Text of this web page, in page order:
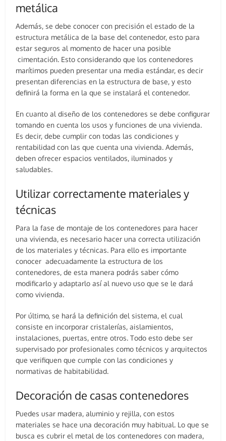
metálica
Además, se debe conocer con precisión el estado de la
estructura metálica de la base del contenedor, esto para
estar seguros al momento de hacer una posible
cimentación. Esto considerando que los contenedores
marítimos pueden presentar una media estándar, es decir
presentan diferencias en la estructura de base, y esto
definirá la forma en la que se instalará el contenedor.
En cuanto al diseño de los contenedores se debe configurar
tomando en cuenta los usos y funciones de una vivienda.
Es decir, debe cumplir con todas las condiciones y
rentabilidad con las que cuenta una vivienda. Además,
deben ofrecer espacios ventilados, iluminados y
saludables.
Utilizar correctamente materiales y
técnicas
Para la fase de montaje de los contenedores para hacer
una vivienda, es necesario hacer una correcta utilización
de los materiales y técnicas. Para ello es importante
conocer adecuadamente la estructura de los
contenedores, de esta manera podrás saber cómo
modificarlo y adaptarlo así al nuevo uso que se le dará
como vivienda.
Por último, se hará la definición del sistema, el cual
consiste en incorporar cristalerías, aislamientos,
instalaciones, puertas, entre otros. Todo esto debe ser
supervisado por profesionales como técnicos y arquitectos
que verifiquen que cumple con las condiciones y
normativas de habitabilidad.
Decoración de casas contenedores
Puedes usar madera, aluminio y rejilla, con estos
materiales se hace una decoración muy habitual. Lo que se
busca es cubrir el metal de los contenedores con madera,